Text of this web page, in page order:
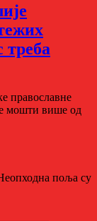
треба
православне
мошти више од
поља су